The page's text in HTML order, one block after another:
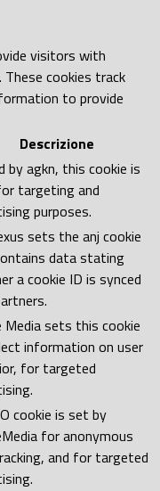
visitors with
cookies track
to provide
Descrizione
by agkn, this cookie is
targeting and
purposes.
sets the anj cookie
data stating
a cookie ID is synced
Media sets this cookie
information on user
for targeted
cookie is set by
for anonymous
and for targeted